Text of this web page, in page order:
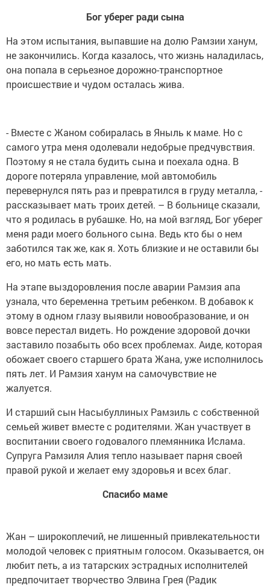
Бог уберег ради сына
На этом испытания, выпавшие на долю Рамзии ханум,
не закончились. Когда казалось, что жизнь наладилась,
она попала в серьезное дорожно-транспортное
происшествие и чудом осталась жива.
- Вместе с Жаном собиралась в Яныль к маме. Но с
самого утра меня одолевали недобрые предчувствия.
Поэтому я не стала будить сына и поехала одна. В
дороге потеряла управление, мой автомобиль
перевернулся пять раз и превратился в груду металла, -
рассказывает мать троих детей. – В больнице сказали,
что я родилась в рубашке. Но, на мой взгляд, Бог уберег
меня ради моего больного сына. Ведь кто бы о нем
заботился так же, как я. Хоть близкие и не оставили бы
его, но мать есть мать.
На этапе выздоровления после аварии Рамзия апа
узнала, что беременна третьим ребенком. В добавок к
этому в одном глазу выявили новообразование, и он
вовсе перестал видеть. Но рождение здоровой дочки
заставило позабыть обо всех проблемах. Аиде, которая
обожает своего старшего брата Жана, уже исполнилось
пять лет. И Рамзия ханум на самочувствие не
жалуется.
И старший сын Насыбуллиных Рамзиль с собственной
семьей живет вместе с родителями. Жан участвует в
воспитании своего годовалого племянника Ислама.
Супруга Рамзиля Алия тепло называет парня своей
правой рукой и желает ему здоровья и всех благ.
Спасибо маме
Жан – широкоплечий, не лишенный привлекательности
молодой человек с приятным голосом. Оказывается, он
любит петь, а из татарских эстрадных исполнителей
предпочитает творчество Элвина Грея (Радик